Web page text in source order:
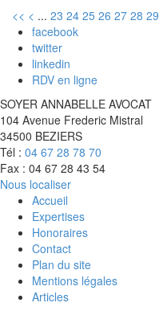
<< < ... 23 24 25 26 27 28 29
facebook
twitter
linkedin
RDV en ligne
SOYER ANNABELLE AVOCAT
104 Avenue Frederic Mistral
34500 BEZIERS
Tél : 04 67 28 78 70
Fax : 04 67 28 43 54
Nous localiser
Accueil
Expertises
Honoraires
Contact
Plan du site
Mentions légales
Articles